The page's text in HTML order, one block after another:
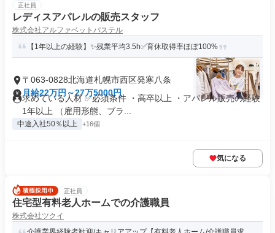
正社員
レディスアパレルの販売スタッフ
株式会社アルファベットパステル
【1年以上の経験】✨残業平均3.5h✅育休取得率ほぼ100%
〒063-0828北海道札幌市西区発寒八条
月給22万円～27万5000円
求めている人材 ✅必須条件 ・高卒以上 ・アパレル販売の経験
1年以上 （雇用形態、ブラ...
中途入社50％以上 +16個
気になる
正社員
住宅型有料老人ホームでの介護職員
株式会社ツクイ